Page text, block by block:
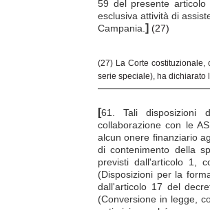
59 del presente
esclusiva attività di
Campania. ] (27)
(27) La Corte costituzionale,
serie speciale), ha dichiarato
[61. Tali disposizioni
collaborazione con le
alcun onere finanziario
di contenimento della
previsti dall'articolo 1,
(Disposizioni per la
dall'articolo 17 del
(Conversione in legge,